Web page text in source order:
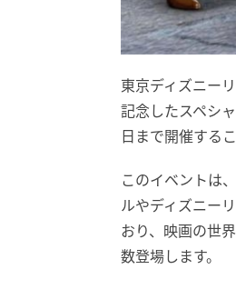
東京ディズニー
記念したスペシ
日まで開催する
このイベントは
ルやディズニー
おり、映画の世
数登場します。